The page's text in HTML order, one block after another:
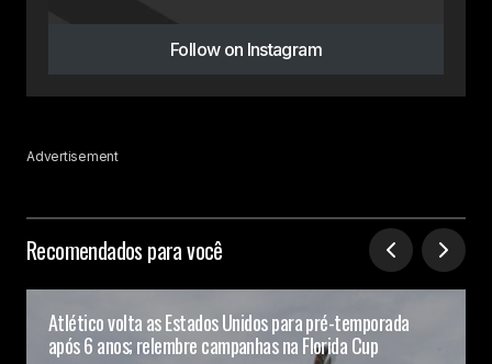
Follow on Instagram
Advertisement
Recomendados para você
Atlético volta as Estados Unidos para pré-temporada
após 6 anos; relembre campanhas na Florida Cup